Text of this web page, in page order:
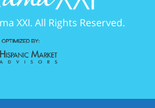
XXI. All Rights Reserved.